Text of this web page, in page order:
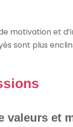
motivation et
sont plus
valeurs et